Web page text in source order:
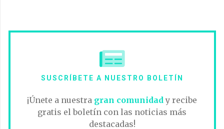
SUSCRÍBETE A NUESTRO BOLETÍN
¡Únete a nuestra gran comunidady recibe
gratis el boletín con las noticias más
destacadas!